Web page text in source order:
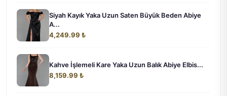
Siyah Kayık Yaka Uzun Saten Büyük Beden Abiye
A...
4,249.99 ₺
Kahve İşlemeli Kare Yaka Uzun Balık Abiye Elbis...
8,159.99 ₺